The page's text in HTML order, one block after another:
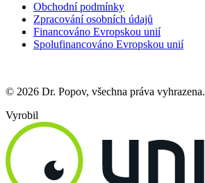
Obchodní podmínky
Zpracování osobních údajů
Financováno Evropskou unií
Spolufinancováno Evropskou unií
© 2026 Dr. Popov, všechna práva vyhrazena.
Vyrobil